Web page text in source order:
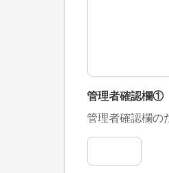
管理者確認欄①
管理者確認欄の
管理者確認欄①